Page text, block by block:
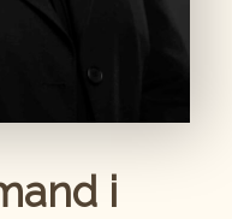
i